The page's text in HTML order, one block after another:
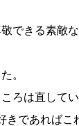
できる素敵
。
ろは直してい
きであればこ